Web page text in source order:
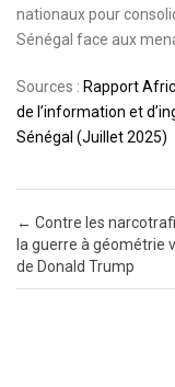
nationaux pour
Sénégal face aux
Sources : Rapport
de l’information et
Sénégal (Juillet 2025)
Post navigation
← Contre les
la guerre à géométrie
de Donald Trump